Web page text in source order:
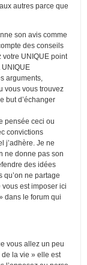
autres parce que
son avis comme
des conseils
UNIQUE point
arguments,
vous vous trouvez
but d’échanger
pensée ceci ou
convictions
j’adhère. Je ne
ne donne pas son
des idées
ne partage
est imposer ici
dans le forum qui
vous allez un peu
de la vie » elle est